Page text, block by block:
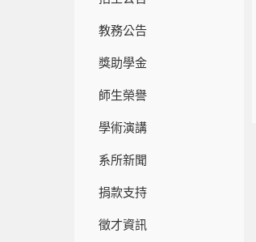
教務公告
獎助學金
師生榮譽
學術演講
系所新聞
捐款支持
徵才資訊